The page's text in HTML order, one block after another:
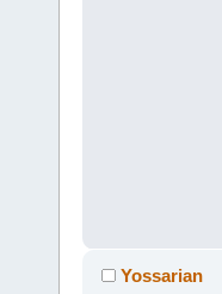
Yossarian